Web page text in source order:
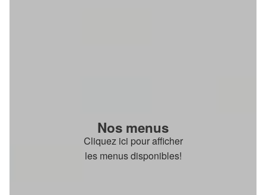
Nos menus
Cliquez ici pour afficher
les menus disponibles!